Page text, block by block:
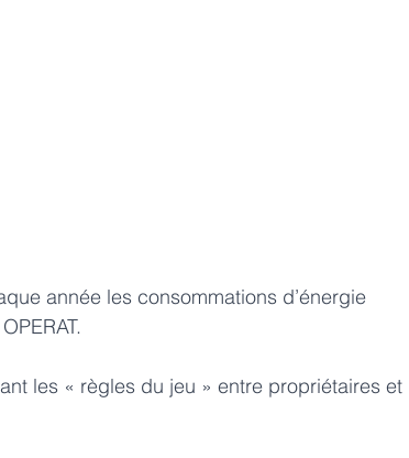
année les consommations d’énergie
les « règles du jeu » entre propriétaires et